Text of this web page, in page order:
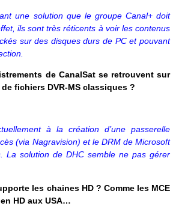
une solution que le groupe Canal+ doit
ils sont très réticents à voir les contenus
sur des disques durs de PC et pouvant
de CanalSat se retrouvent sur
fichiers DVR-MS classiques ?
à la création d’une passerelle
(via Nagravision) et le DRM de Microsoft
La solution de DHC semble ne pas gérer
les chaines HD ? Comme les MCE
HD aux USA…